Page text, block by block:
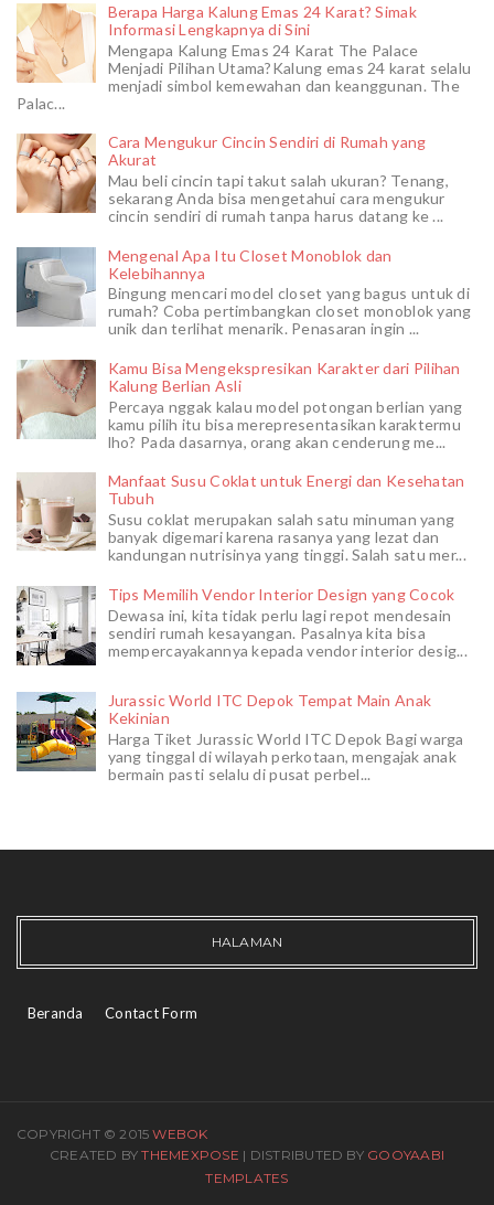
Berapa Harga Kalung Emas 24 Karat? Simak
Informasi Lengkapnya di Sini
Mengapa Kalung Emas 24 Karat The Palace
Menjadi Pilihan Utama?Kalung emas 24 karat selalu
menjadi simbol kemewahan dan keanggunan. The
Palac...
Cara Mengukur Cincin Sendiri di Rumah yang
Akurat
Mau beli cincin tapi takut salah ukuran? Tenang,
sekarang Anda bisa mengetahui cara mengukur
cincin sendiri di rumah tanpa harus datang ke ...
Mengenal Apa Itu Closet Monoblok dan
Kelebihannya
Bingung mencari model closet yang bagus untuk di
rumah? Coba pertimbangkan closet monoblok yang
unik dan terlihat menarik. Penasaran ingin ...
Kamu Bisa Mengekspresikan Karakter dari Pilihan
Kalung Berlian Asli
Percaya nggak kalau model potongan berlian yang
kamu pilih itu bisa merepresentasikan karaktermu
lho? Pada dasarnya, orang akan cenderung me...
Manfaat Susu Coklat untuk Energi dan Kesehatan
Tubuh
Susu coklat merupakan salah satu minuman yang
banyak digemari karena rasanya yang lezat dan
kandungan nutrisinya yang tinggi. Salah satu mer...
Tips Memilih Vendor Interior Design yang Cocok
Dewasa ini, kita tidak perlu lagi repot mendesain
sendiri rumah kesayangan. Pasalnya kita bisa
mempercayakannya kepada vendor interior desig...
Jurassic World ITC Depok Tempat Main Anak
Kekinian
Harga Tiket Jurassic World ITC Depok Bagi warga
yang tinggal di wilayah perkotaan, mengajak anak
bermain pasti selalu di pusat perbel...
HALAMAN
Beranda Contact Form
COPYRIGHT © 2015WEBOK
CREATED BYTHEMEXPOSE | DISTRIBUTED BY GOOYAABI
TEMPLATES